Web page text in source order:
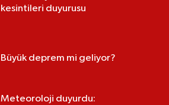
kesintileri duyurusu
Büyük deprem mi geliyor?
Meteoroloji duyurdu: